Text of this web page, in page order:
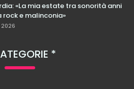
«La mia estate tra sonorità anni
rock e malinconia»
2026